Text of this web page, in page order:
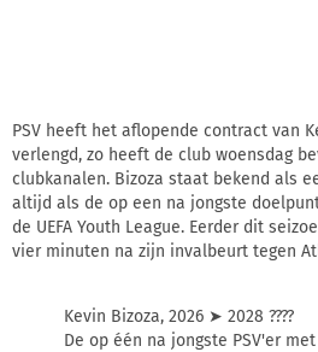
PSV heeft het aflopende contract van
verlengd, zo heeft de club woensdag
clubkanalen. Bizoza staat bekend als
altijd als de op een na jongste
de UEFA Youth League. Eerder dit
vier minuten na zijn invalbeurt tegen
Kevin Bizoza, 2026 ➤ 2028 ????
De op één na jongste PSV'er